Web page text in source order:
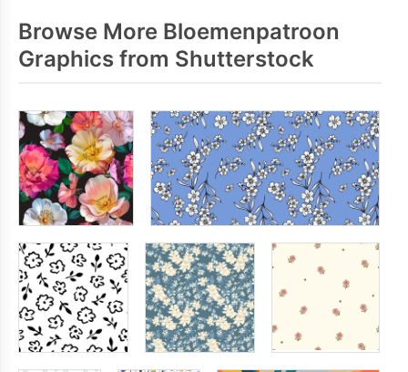
Browse More Bloemenpatroon
Graphics from Shutterstock